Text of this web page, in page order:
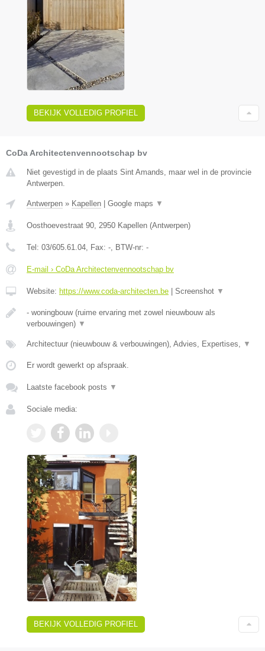
BEKIJK VOLLEDIG PROFIEL
CoDa Architectenvennootschap bv
Niet gevestigd in de plaats Sint Amands, maar wel in de provincie
Antwerpen.
Antwerpen » Kapellen Google maps ▼
Oosthoevestraat 90 2950 Kapellen (Antwerpen)
Tel: 03/605.61.04 , Fax: - , BTW-nr: -
E-mail › CoDa Architectenvennootschap bv
Website: https://www.coda-architecten.be Screenshot ▼
- woningbouw (ruime ervaring met zowel nieuwbouw als
verbouwingen) ▼
Architectuur (nieuwbouw & verbouwingen), Advies, Expertises, ▼
Er wordt gewerkt op afspraak.
Laatste facebook posts ▼
Sociale media:
BEKIJK VOLLEDIG PROFIEL